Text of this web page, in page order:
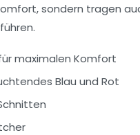
, sondern tragen
führen.
maximalen Komfort
Blau und Rot